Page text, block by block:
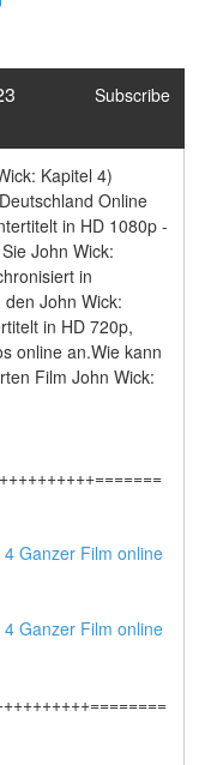
Subscribe
Kapitel 4)
Online
in HD 1080p -
John Wick:
in
John Wick:
in HD 720p,
online an.Wie kann
Film John Wick:
Ganzer Film online
Ganzer Film online